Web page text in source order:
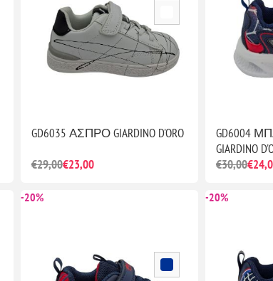
GD6035 ΑΣΠΡΟ GIARDINO D'ORO
€29,00€23,00
GD6004
GIARDINO
€30,00
-20% -20%